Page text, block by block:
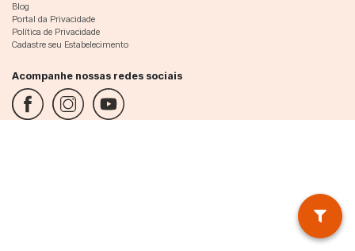
Blog
Portal da Privacidade
Política de Privacidade
Cadastre seu Estabelecimento
Acompanhe nossas redes sociais